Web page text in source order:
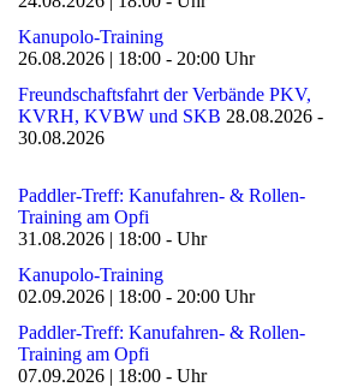
Kanupolo-Training
26.08.2026| 18:00- 20:00Uhr
Freundschaftsfahrt der Verbände PKV,
KVRH, KVBW und SKB 28.08.2026-
30.08.2026
Paddler-Treff: Kanufahren- & Rollen-
Training am Opfi
31.08.2026| 18:00- Uhr
Kanupolo-Training
02.09.2026| 18:00- 20:00Uhr
Paddler-Treff: Kanufahren- & Rollen-
Training am Opfi
07.09.2026| 18:00- Uhr